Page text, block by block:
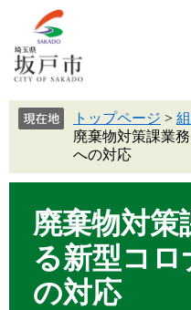
トップページ >
廃棄物対策課業
への対応
廃棄物対策
る新型コ
の対応